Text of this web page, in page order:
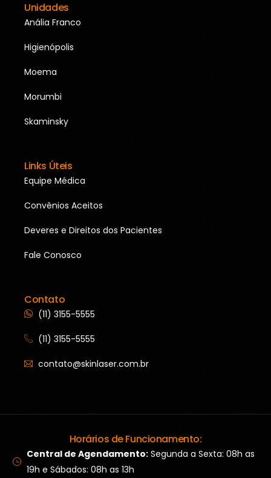
Unidades
Anália Franco
Higienópolis
Moema
Morumbi
Skaminsky
Links Úteis
Equipe Médica
Convênios Aceitos
Deveres e Direitos dos Pacientes
Fale Conosco
Contato
(11) 3155-5555
(11) 3155-5555
contato@skinlaser.com.br
Horários de Funcionamento:
Central de Agendamento:Segunda a Sexta: 08h as
19h e Sábados: 08h as 13h